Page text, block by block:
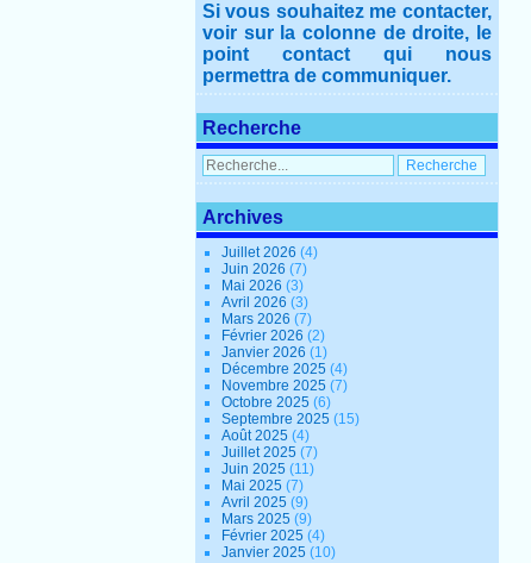
Si vous souhaitez me contacter,
voir sur la colonne de droite, le
point contact qui nous
permettra de communiquer.
Recherche
Archives
Juillet 2026(4)
Juin 2026(7)
Mai 2026(3)
Avril 2026(3)
Mars 2026(7)
Février 2026(2)
Janvier 2026(1)
Décembre 2025(4)
Novembre 2025(7)
Octobre 2025(6)
Septembre 2025(15)
Août 2025(4)
Juillet 2025(7)
Juin 2025(11)
Mai 2025(7)
Avril 2025(9)
Mars 2025(9)
Février 2025(4)
Janvier 2025(10)